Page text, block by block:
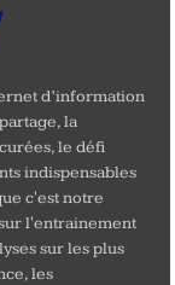
d’information
la
le défi
indispensables
c'est notre
l'entrainement
sur les plus
les